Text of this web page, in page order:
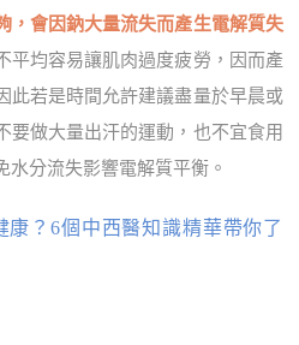
，會因鈉大量流失而產生電解質失
平均容易讓肌肉過度疲勞，因而產
此若是時間允許建議盡量於早晨或
要做大量出汗的運動，也不宜食用
水分流失影響電解質平衡。
康？6個中西醫知識精華帶你了